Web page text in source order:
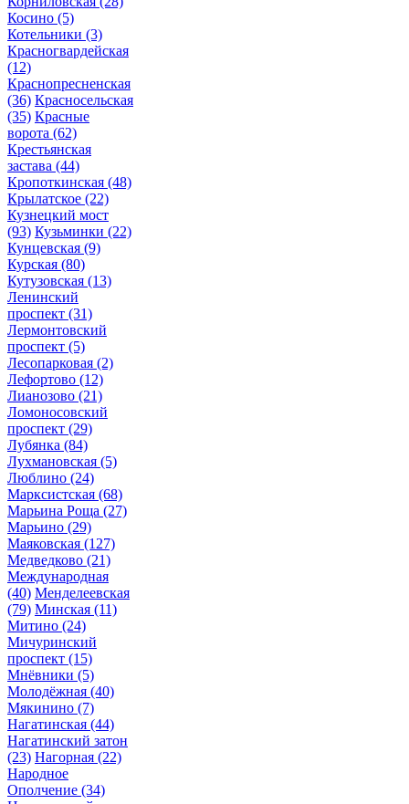
Косино (5)
Котельники (3)
Красногвардейская
(12)
Краснопресненская
(36) Красносельская
(35) Красные
ворота (62)
Крестьянская
застава (44)
Кропоткинская (48)
Крылатское (22)
Кузнецкий мост
(93) Кузьминки (22)
Кунцевская (9)
Курская (80)
Кутузовская (13)
Ленинский
проспект (31)
Лермонтовский
проспект (5)
Лесопарковая (2)
Лефортово (12)
Лианозово (21)
Ломоносовский
проспект (29)
Лубянка (84)
Лухмановская (5)
Люблино (24)
Марксистская (68)
Марьина Роща (27)
Марьино (29)
Маяковская (127)
Медведково (21)
Международная
(40) Менделеевская
(79) Минская (11)
Митино (24)
Мичуринский
проспект (15)
Мнёвники (5)
Молодёжная (40)
Мякинино (7)
Нагатинская (44)
Нагатинский затон
(23) Нагорная (22)
Народное
Ополчение (34)